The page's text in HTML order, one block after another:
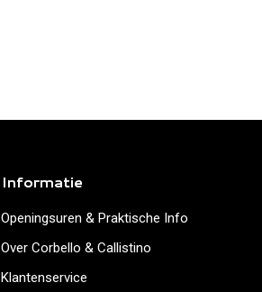
Informatie
Openingsuren & Praktische Info
Over Corbello & Callistino
Klantenservice